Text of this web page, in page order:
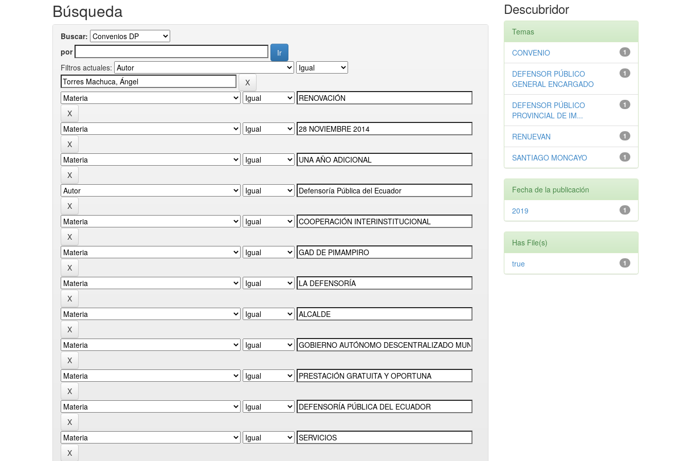
Búsqueda
Buscar:
por
Filtros actuales:
Descubridor
Temas
1
CONVENIO
1
DEFENSOR PÚBLICO
GENERAL ENCARGADO
1
DEFENSOR PÚBLICO
PROVINCIAL DE IM...
1
RENUEVAN
1
SANTIAGO MONCAYO
Fecha de la publicación
1
2019
Has File(s)
1
true